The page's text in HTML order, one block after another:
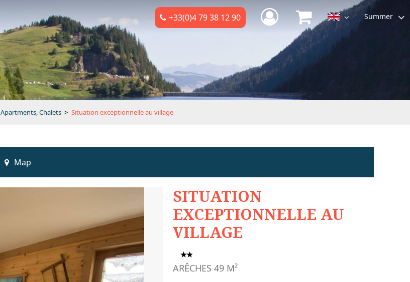
+33(0)4 79 38 12 90 Summer
Apartments, Chalets > Situation exceptionnelle au village
Map
SITUATION
EXCEPTIONNELLE AU
VILLAGE
ARÊCHES 49 M²